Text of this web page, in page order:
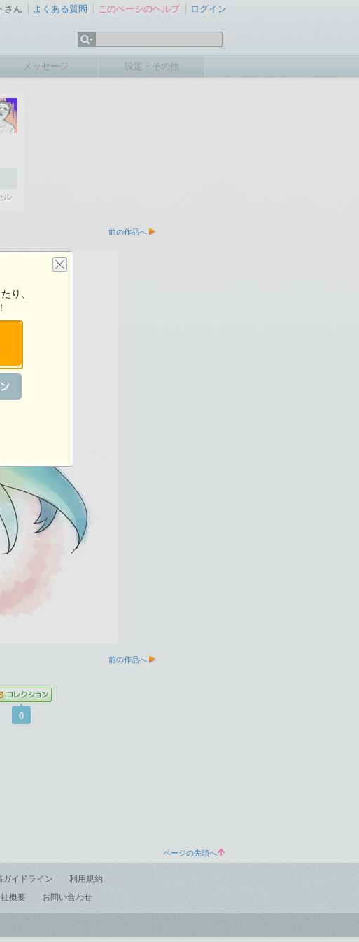
さん よくある質問 このページのヘルプ ログイン
メッセージ 設定・その他
ル
前の作品へ
前の作品へ
0
ページの先頭へ
ガイドライン
利用規約
概要 お問い合わせ
り、